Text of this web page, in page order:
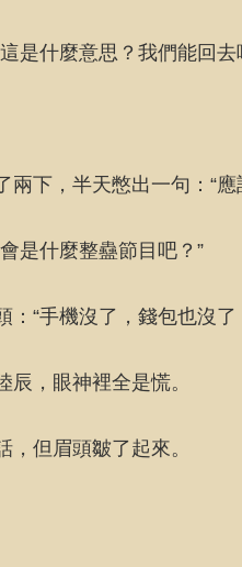
是什麼意思？我們能回去
兩下，半天憋出一句：“
是什麼整蠱節目吧？”
“手機沒了，錢包也沒了
，眼神裡全是慌。
但眉頭皺了起來。